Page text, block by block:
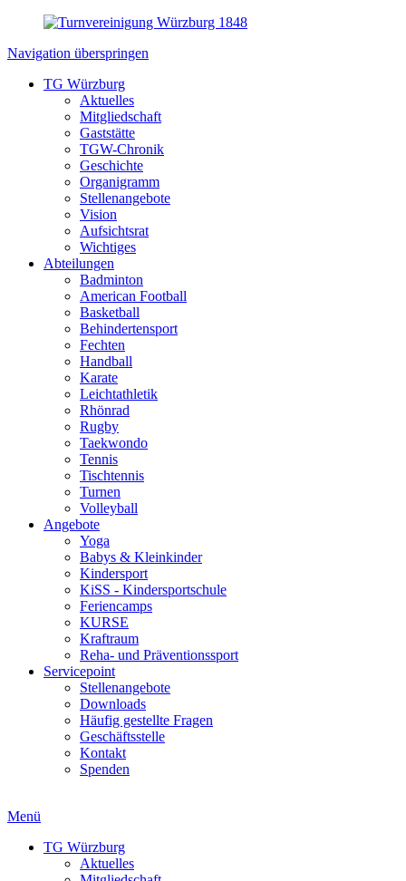
Navigation überspringen
TG Würzburg
Aktuelles
Mitgliedschaft
Gaststätte
TGW-Chronik
Geschichte
Organigramm
Stellenangebote
Vision
Aufsichtsrat
Wichtiges
Abteilungen
Badminton
American Football
Basketball
Behindertensport
Fechten
Handball
Karate
Leichtathletik
Rhönrad
Rugby
Taekwondo
Tennis
Tischtennis
Turnen
Volleyball
Angebote
Yoga
Babys & Kleinkinder
Kindersport
KiSS - Kindersportschule
Feriencamps
KURSE
Kraftraum
Reha- und Präventionssport
Servicepoint
Stellenangebote
Downloads
Häufig gestellte Fragen
Geschäftsstelle
Kontakt
Spenden
Menü
TG Würzburg
Aktuelles